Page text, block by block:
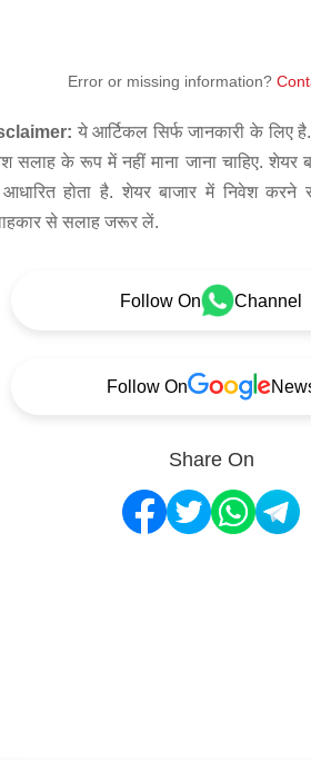
Error or missing information?
ये आर्टिकल सिर्फ जानकारी के लिए
सलाह के रूप में नहीं माना जाना चाहिए. शेयर
होता है. शेयर बाजार में निवेश करने
से सलाह जरूर लें.
Follow On Channel
Follow On
Share On